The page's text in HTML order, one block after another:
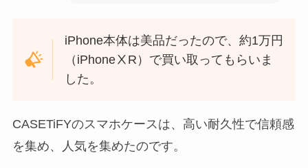
iPhone本体は美品だったので、約1万円
（iPhoneⅩR）で買い取ってもらいま
した。
CASETiFYのスマホケースは、高い耐久性で信頼感
を集め、人気を集めたのです。